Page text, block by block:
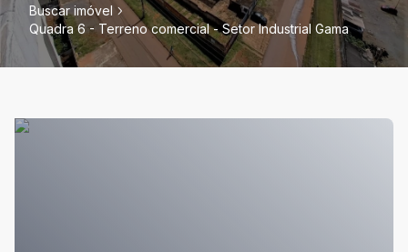
Buscar imóvel
Quadra 6 - Terreno comercial - Setor Industrial Gama